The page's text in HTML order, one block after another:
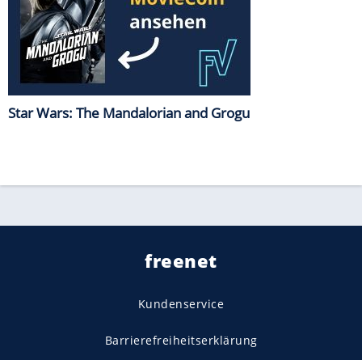
Star Wars: The Mandalorian and Grogu
freenet
Kundenservice
Barrierefreiheitserklärung